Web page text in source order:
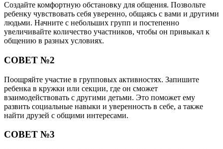
Создайте комфортную обстановку для общения. Позвольте
ребенку чувствовать себя уверенно, общаясь с вами и другими
людьми. Начните с небольших групп и постепенно
увеличивайте количество участников, чтобы он привыкал к
общению в разных условиях.
СОВЕТ №2
Поощряйте участие в групповых активностях. Запишите
ребенка в кружки или секции, где он сможет
взаимодействовать с другими детьми. Это поможет ему
развить социальные навыки и уверенность в себе, а также
найти друзей с общими интересами.
СОВЕТ №3